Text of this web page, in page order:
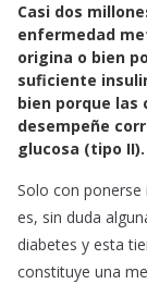
c
e
b
o
o
k
a
t
s
A
p
p
Casi dos
enfermedad
origina o bien
suficiente
bien porque las
desempeñe
glucosa (tipo II).
Solo con
es, sin duda
diabetes y esta
constituye una